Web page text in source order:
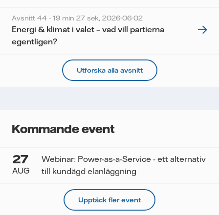
Avsnitt 44 - 19 min 27 sek, 2026-06-02
Energi & klimat i valet – vad vill partierna
egentligen?
Utforska alla avsnitt
Kommande event
27
AUG
Webinar: Power-as-a-Service - ett alternativ
till kundägd elanläggning
Upptäck fler event